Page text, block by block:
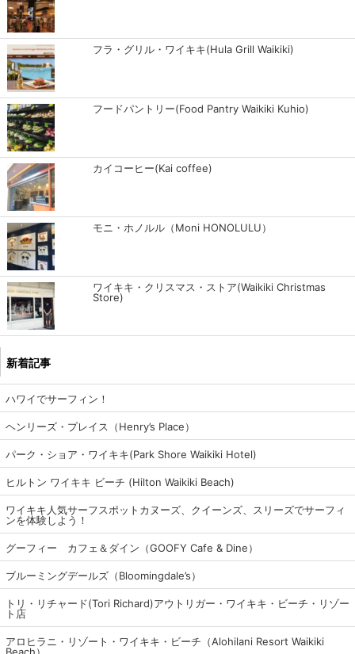
フラ・グリル・ワイキキ(Hula Grill Waikiki)
フードパントリー(Food Pantry Waikiki Kuhio)
カイコーヒー(Kai coffee)
モニ・ホノルル（Moni HONOLULU）
ワイキキ・クリスマス・ストア(Waikiki Christmas
Store)
新着記事
ハワイでサーフィン！
ヘンリーズ・プレイス（Henry’s Place）
パーク・ショア・ワイキキ(Park Shore Waikiki Hotel)
ヒルトン ワイキキ ビーチ (Hilton Waikiki Beach)
ワイキキ人気サーフスポットカヌーズ、クイーンズ、スリーズでサーフィ
ンを体験しよう！
グーフィー カフェ＆ダイン（GOOFY Cafe & Dine）
ブルーミングデールズ（Bloomingdale’s）
トリ・リチャード(Tori Richard)アウトリガー・ワイキキ・ビーチ・リゾー
ト店
アロヒラニ・リゾート・ワイキキ・ビーチ（Alohilani Resort Waikiki
Beach）